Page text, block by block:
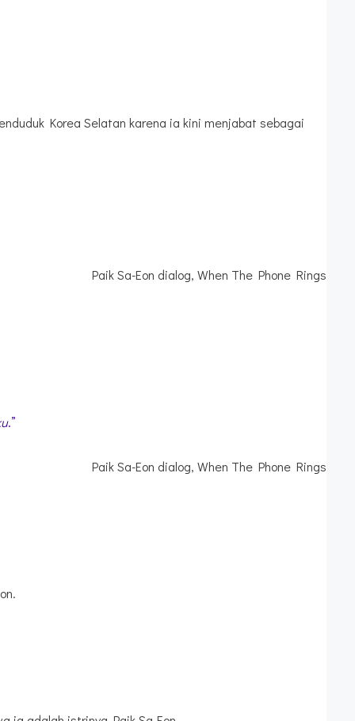
Korea Selatan karena ia kini menjabat sebagai
Paik Sa-Eon dialog, When The Phone Rings
.”
Paik Sa-Eon dialog, When The Phone Rings